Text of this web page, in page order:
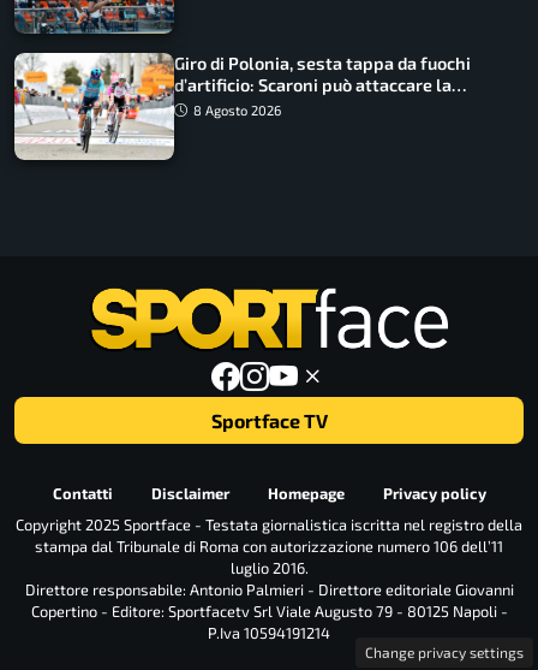
Giro di Polonia, sesta tappa da fuochi
d’artificio: Scaroni può attaccare la
maglia di Lemmen
8 Agosto 2026
Sportface TV
Contatti Disclaimer Homepage
Privacy policy
Copyright 2025 Sportface - Testata giornalistica iscritta nel registro della
stampa dal Tribunale di Roma con autorizzazione numero 106 dell’11
luglio 2016.
Direttore responsabile: Antonio Palmieri - Direttore editoriale Giovanni
Copertino - Editore: Sportfacetv Srl Viale Augusto 79 - 80125 Napoli -
P.Iva 10594191214
Change privacy settings